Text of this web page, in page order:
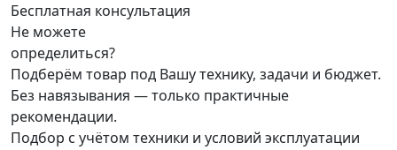
Бесплатная консультация
Не можете
определиться?
Подберём товар под Вашу технику, задачи и бюджет.
Без навязывания — только практичные
рекомендации.
Подбор с учётом техники и условий эксплуатации